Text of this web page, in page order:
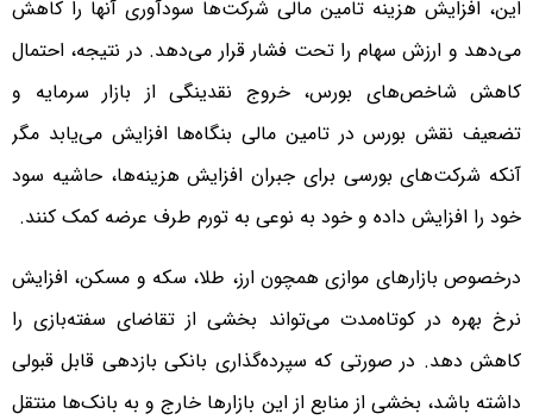
این، افزایش هزینه تامین مالی شرکت‌ها سودآوری آنها را کاهش
می‌دهد و ارزش سهام را تحت فشار قرار می‌دهد. در نتیجه، احتمال
کاهش شاخص‌های بورس، خروج نقدینگی از بازار سرمایه و
تضعیف نقش بورس در تامین مالی بنگاه‌ها افزایش می‌یابد مگر
آنکه شرکت‌های بورسی برای جبران افزایش هزینه‌ها، حاشیه سود
خود را افزایش داده و خود به نوعی به تورم طرف عرضه کمک کنند.
درخصوص بازارهای موازی همچون ارز، طلا، سکه و مسکن، افزایش
نرخ بهره در کوتاه‌مدت می‌تواند بخشی از تقاضای سفته‌بازی را
کاهش دهد. در صورتی که سپرده‌گذاری بانکی بازدهی قابل قبولی
داشته باشد، بخشی از منابع از این بازارها خارج و به بانک‌ها منتقل